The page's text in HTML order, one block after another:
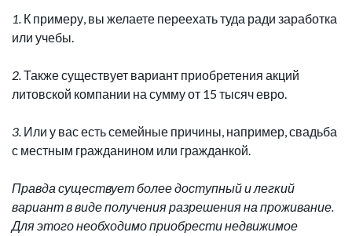
1. К примеру, вы желаете переехать туда ради заработка
или учебы.
2.Также существует вариант приобретения акций
литовской компании на сумму от 15 тысяч евро.
3. Или у вас есть семейные причины, например, свадьба
с местным гражданином или гражданкой.
Правда существует более доступный и легкий
вариант в виде получения разрешения на проживание.
Для этого необходимо приобрести недвижимое